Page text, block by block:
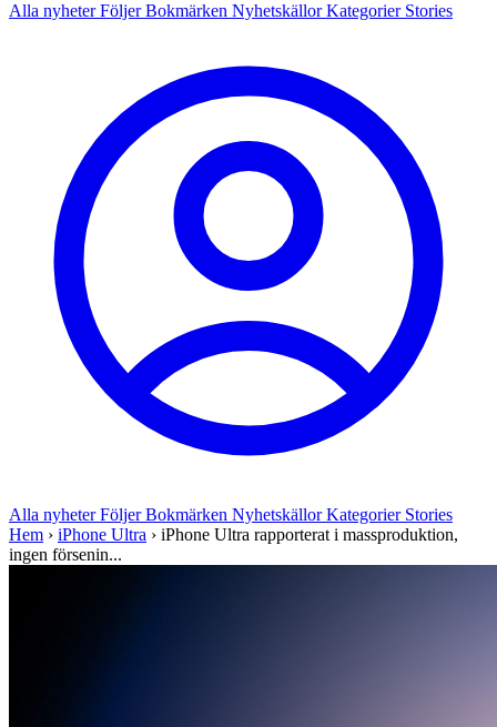
Alla nyheterFöljerBokmärken NyhetskällorKategorier Stories
Alla nyheterFöljerBokmärken NyhetskällorKategorier Stories
Hem › iPhone Ultra › iPhone Ultra rapporterat i massproduktion,
ingen försenin...